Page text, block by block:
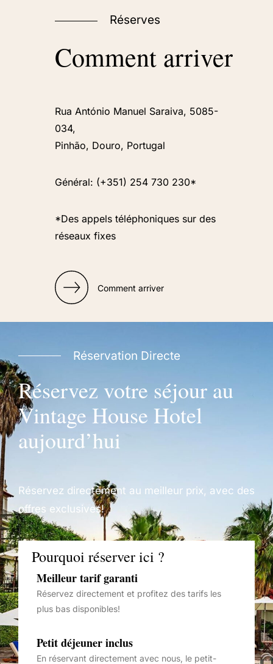
Réserves
Comment arriver
Rua António Manuel Saraiva, 5085-
034,
Pinhão, Douro, Portugal
Général: (+351) 254 730 230*
*Des appels téléphoniques sur des
réseaux fixes
Comment arriver
Réservation Directe
Réservez votre séjour au
Vintage House Hotel
aujourd’hui
Réservez directement au meilleur prix, avec des
offres exclusives!
Pourquoi réserver ici ?
Meilleur tarif garanti
Réservez directement et profitez des tarifs les
plus bas disponibles!
Petit déjeuner inclus
En réservant directement avec nous, le petit-